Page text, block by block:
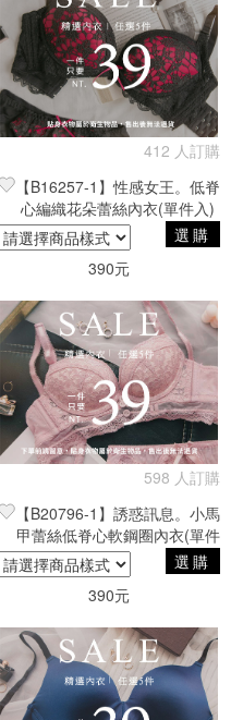
412 人訂購
【B16257-1】性感女王。低脊
心編織花朵蕾絲內衣(單件入)
選購
390元
598 人訂購
【B20796-1】誘惑訊息。小馬
甲蕾絲低脊心軟鋼圈內衣(單件
入)
選購
390元